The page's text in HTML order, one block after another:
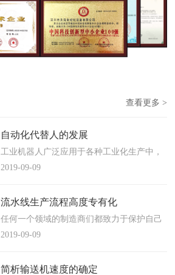
查看更多 >
自动化代替人的发展
工业机器人广泛应用于各种工业化生产中，
慢慢取代工人，做着高强度、重复性、有职
人联合会(IFR)预测，2014年中国将成为全球
最大的工业机器人市场，将占全球总销量
17%。业内把2014年称为“中国工业机器人元
2019-09-09
流水线生产流程高度专有化
任何一个领域的制造商们都致力于保护自己
的自动化流水线生产流程不被外人知晓，即
大多数流程都带有某种专有的性质，并且混
2019-09-09
简析输送机速度的确定